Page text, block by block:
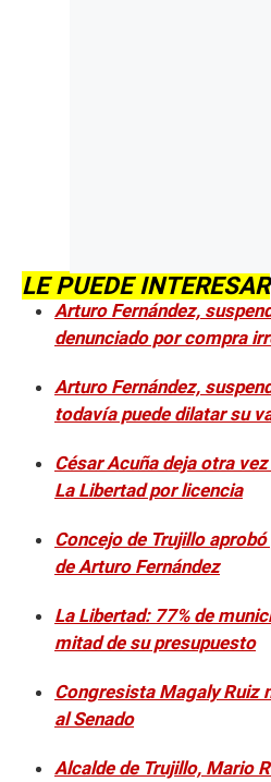
LE PUEDE INTERESAR
Arturo Fernández,
denunciado por compra
Arturo Fernández,
todavía puede dilatar su
César Acuña deja otra
La Libertad por licencia
Concejo de Trujillo
de Arturo Fernández
La Libertad: 77% de
mitad de su presupuesto
Congresista Magaly Ruiz
al Senado
Alcalde de Trujillo, Mario